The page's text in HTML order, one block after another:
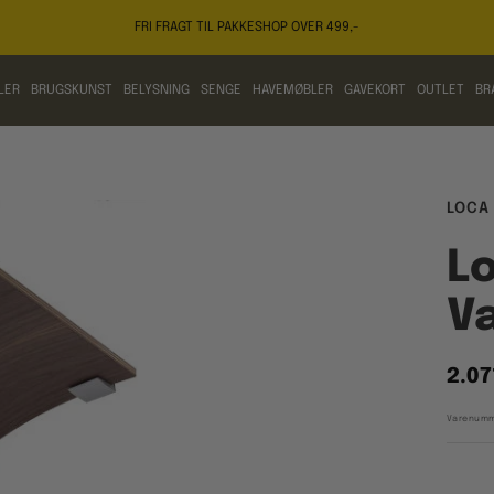
FRI FRAGT TIL PAKKESHOP OVER 499,-
BRUGSKUNST BELYSNING SENGE HAVEMØBLER GAVEKORT OUTLET
LOCA